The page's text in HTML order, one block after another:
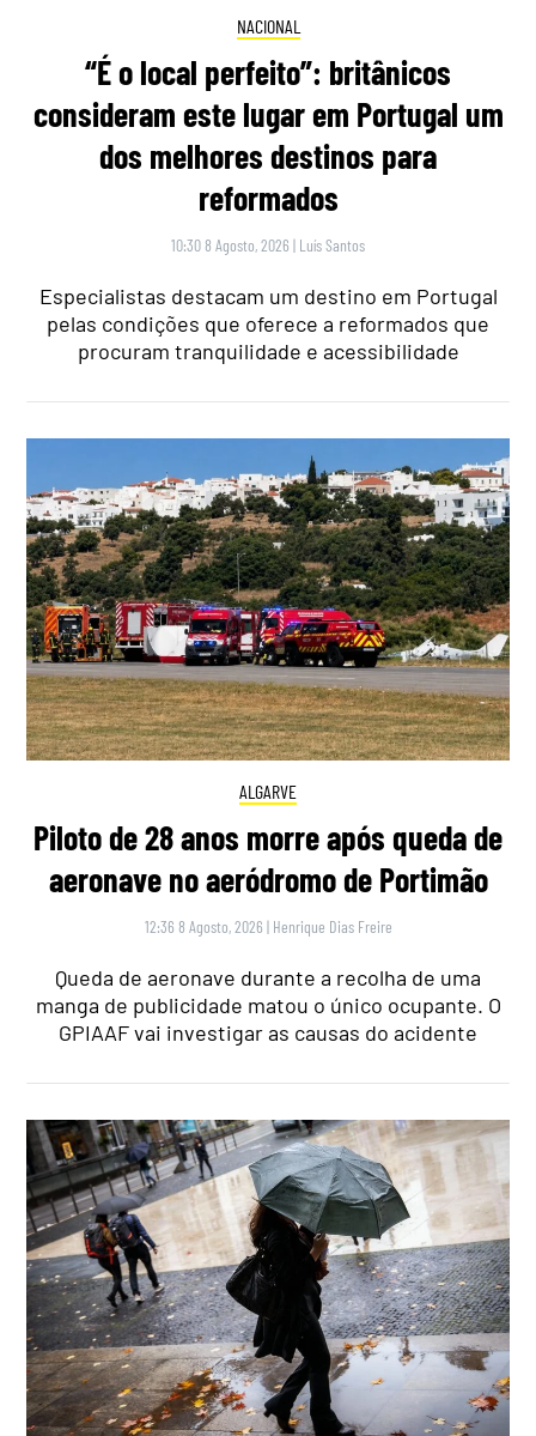
NACIONAL
“É o local perfeito”: britânicos
consideram este lugar em Portugal um
dos melhores destinos para
reformados
10:30 8 Agosto, 2026 | Luís Santos
Especialistas destacam um destino em Portugal
pelas condições que oferece a reformados que
procuram tranquilidade e acessibilidade
ALGARVE
Piloto de 28 anos morre após queda de
aeronave no aeródromo de Portimão
12:36 8 Agosto, 2026 | Henrique Dias Freire
Queda de aeronave durante a recolha de uma
manga de publicidade matou o único ocupante. O
GPIAAF vai investigar as causas do acidente